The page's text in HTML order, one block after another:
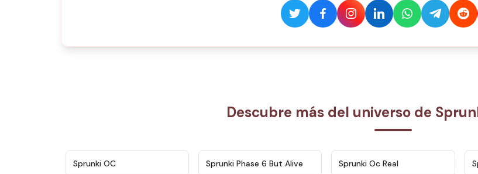
Descubre más del universo de
Sprunki OC ★ 4.9
Sprunki Phase 6 But Alive Sprunki Oc Real